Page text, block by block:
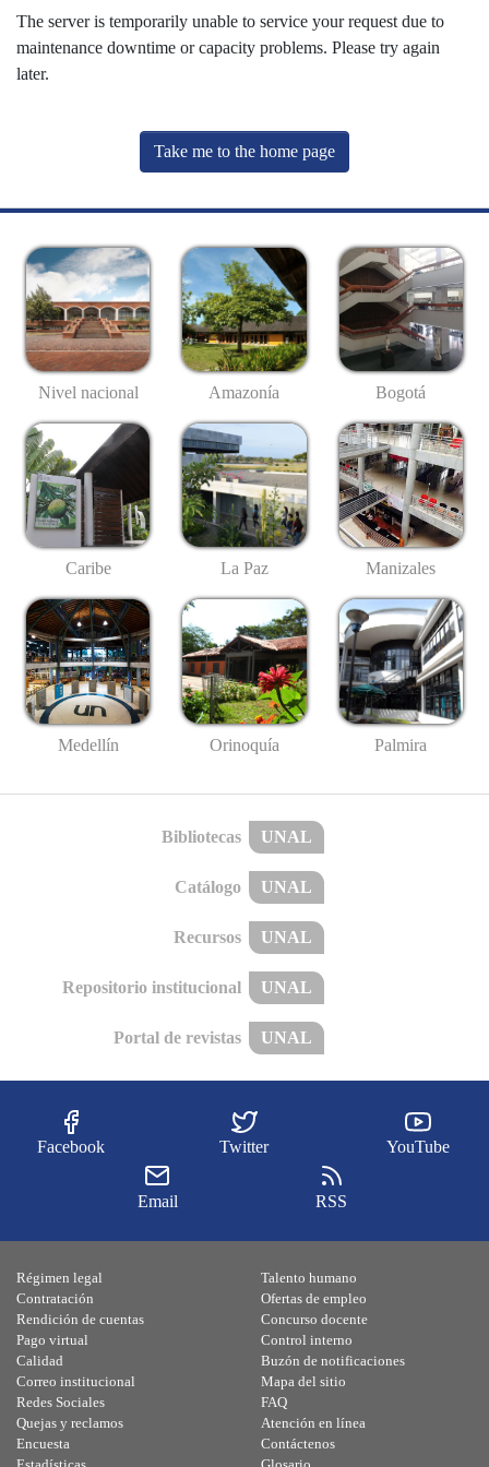
The server is temporarily unable to service your request due to
maintenance downtime or capacity problems. Please try again
later.
Take me to the home page
Nivel nacional Amazonía Bogotá
Caribe La Paz Manizales
Medellín Orinoquía Palmira
Bibliotecas UNAL
Catálogo UNAL
Recursos UNAL
Repositorio institucional UNAL
Portal de revistas UNAL
Facebook Twitter YouTube
Email RSS
Régimen legal
Contratación
Rendición de cuentas
Pago virtual
Calidad
Talento humano
Ofertas de empleo
Concurso docente
Control interno
Buzón de notificaciones
Correo institucional
Redes Sociales
Quejas y reclamos
Encuesta
Mapa del sitio
FAQ
Atención en línea
Contáctenos